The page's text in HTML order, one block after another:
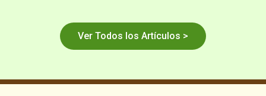
Ver Todos los Artículos >